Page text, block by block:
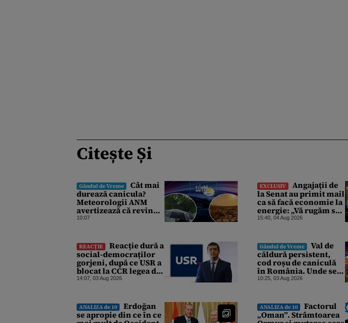
Citește Și
Gândul de Vreme
Cât mai
durează canicula?
Meteorologii ANM
avertizează că revin
vijeliile și ploile
începând chiar de azi
10:07
EXCLUSIV
Angajaţii de
la Senat au primit mail
ca să facă economie la
energie: „Vă rugăm să
opriţi aparatele de aer
15:40, 04 Aug 2026
REACȚIE
Reacție dură a
social-democraților
gorjeni, după ce USR a
blocat la CCR legea de
finalizare a
surprinde dacă Miruță
și USR ar acuza PSD și
de faptul că asupra
14:07, 03 Aug 2026
Gândul de Vreme
Val de
căldură persistent,
cod roșu de caniculă
în România. Unde se
vor înregistra
10:25, 03 Aug 2026
ANALIZA de 10
Erdoğan
se apropie din ce în ce
ANALIZA de 10
Factorul
„Oman”. Strâmtoarea